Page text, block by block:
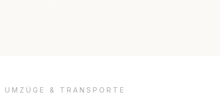
UMZÜGE & TRANSPORTE